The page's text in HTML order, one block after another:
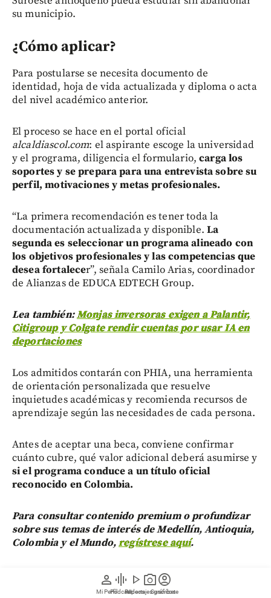
person
Mi Perfil
graphic_eq
Pódcast
play_arrow
Videos
photo_camera
Reportajes gráficos
account_circle
Suscríbete
su municipio.
¿Cómo aplicar?
Para postularse se necesita documento de
identidad, hoja de vida actualizada y diploma o acta
del nivel académico anterior.
El proceso se hace en el portal oficial
alcaldiascol.com: el aspirante escoge la universidad
y el programa, diligencia el formulario,carga los
soportes y se prepara para una entrevista sobre su
perfil, motivaciones y metas profesionales.
“La primera recomendación es tener toda la
documentación actualizada y disponible. La
segunda es seleccionar un programa alineado con
los objetivos profesionales y las competencias que
desea fortalecer”, señala Camilo Arias, coordinador
de Alianzas de EDUCA EDTECH Group.
Lea también:Monjas inversoras exigen a Palantir,
Citigroup y Colgate rendir cuentas por usar IA en
deportaciones
Los admitidos contarán con PHIA, una herramienta
de orientación personalizada que resuelve
inquietudes académicas y recomienda recursos de
aprendizaje según las necesidades de cada persona.
Antes de aceptar una beca, conviene confirmar
cuánto cubre, qué valor adicional deberá asumirse y
si el programa conduce a un título oficial
reconocido en Colombia.
Para consultar contenido premium o profundizar
sobre sus temas de interés de Medellín, Antioquia,
Colombia y el Mundo,regístrese aquí.
Para quienes planeen trabajar con el Estado, ejercer
una profesión regulada o continuar estudios de